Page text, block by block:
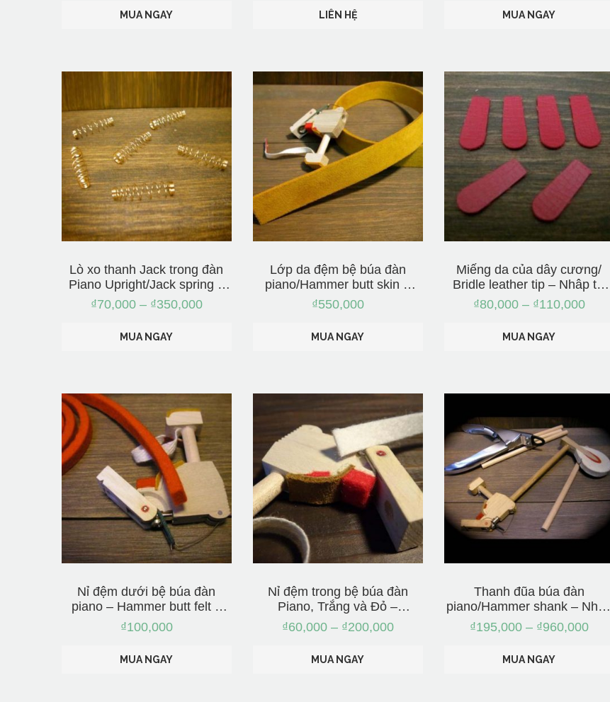
MUA NGAY LIÊN HỆ MUA NGAY
Lò xo thanh Jack trong đàn
Piano Upright/Jack spring –
Nhập từ Nhật
₫70,000– ₫350,000
MUA NGAY
Lớp da đệm bệ búa đàn
piano/Hammer butt skin –
Nhập từ Nhật
₫550,000
MUA NGAY
Miếng da của dây cương/
Bridle leather tip – Nhâp từ
Nhật
₫80,000– ₫110,000
MUA NGAY
Nỉ đệm dưới bệ búa đàn
piano – Hammer butt felt –
Nhập từ Nhật
₫100,000
MUA NGAY
Nỉ đệm trong bệ búa đàn
Piano, Trắng và Đỏ –
Hammer Butt Under
Cloth,White, Red – Nhập từ
₫60,000– ₫200,000
MUA NGAY
Thanh đũa búa đàn
piano/Hammer shank – Nhập
từ Nhật
₫195,000– ₫960,000
MUA NGAY